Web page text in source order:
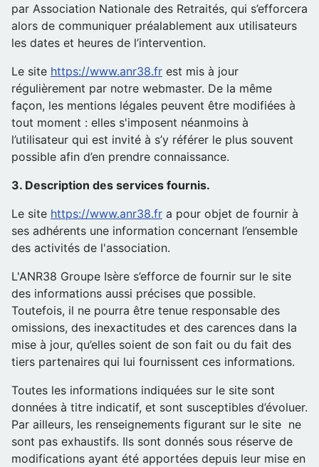
par Association Nationale des Retraités, qui s’efforcera
alors de communiquer préalablement aux utilisateurs
les dates et heures de l’intervention.
Le site https://www.anr38.fr est mis à jour
régulièrement par notre webmaster. De la même
façon, les mentions légales peuvent être modifiées à
tout moment : elles s'imposent néanmoins à
l’utilisateur qui est invité à s’y référer le plus souvent
possible afin d’en prendre connaissance.
3. Description des services fournis.
Le site https://www.anr38.fr a pour objet de fournir à
ses adhérents une information concernant l’ensemble
des activités de l'association.
L'ANR38 Groupe Isère s’efforce de fournir sur le site
des informations aussi précises que possible.
Toutefois, il ne pourra être tenue responsable des
omissions, des inexactitudes et des carences dans la
mise à jour, qu’elles soient de son fait ou du fait des
tiers partenaires qui lui fournissent ces informations.
Toutes les informations indiquées sur le site sont
données à titre indicatif, et sont susceptibles d’évoluer.
Par ailleurs, les renseignements figurant sur le site ne
sont pas exhaustifs. Ils sont donnés sous réserve de
modifications ayant été apportées depuis leur mise en